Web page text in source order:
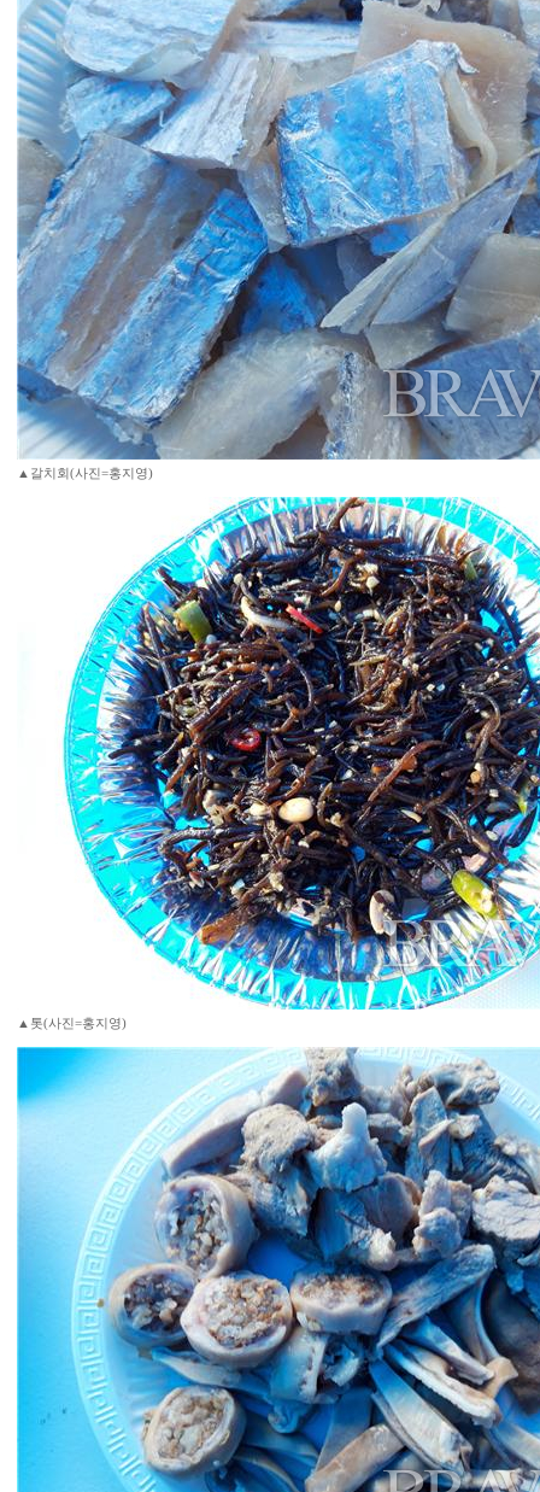
▲갈치회(사진=홍지영)
▲톳(사진=홍지영)